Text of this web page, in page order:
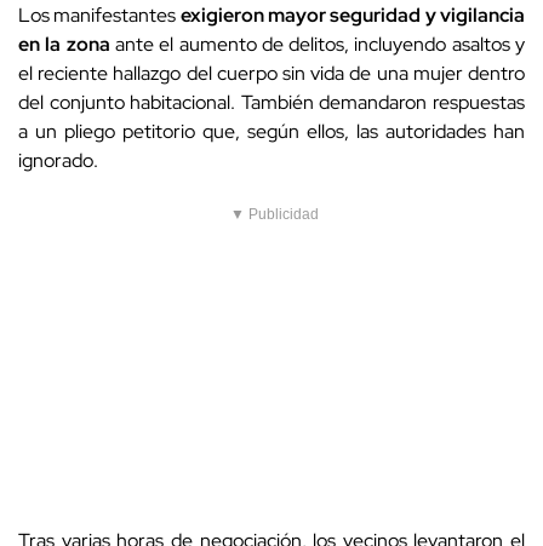
Los manifestantesexigieron mayor seguridad y vigilancia
en la zona ante el aumento de delitos, incluyendo asaltos y
el reciente hallazgo del cuerpo sin vida de una mujer dentro
del conjunto habitacional. También demandaron respuestas
a un pliego petitorio que, según ellos, las autoridades han
ignorado.
▼ Publicidad
Tras varias horas de negociación, los vecinos levantaron el